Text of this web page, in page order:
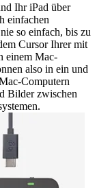
Ihr iPad über
einfachen
so einfach, bis zu
Cursor Ihrer mit
einem Mac-
also in ein und
Computern
Bilder zwischen